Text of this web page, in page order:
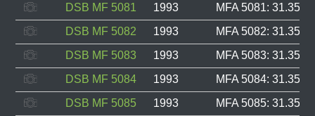
DSB MF 5081
1993
MFA 5081:
DSB MF 5082
1993
MFA 5082:
DSB MF 5083
1993
MFA 5083:
DSB MF 5084
1993
MFA 5084:
DSB MF 5085
1993
MFA 5085: